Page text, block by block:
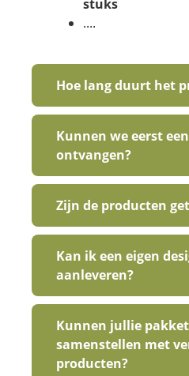
stuks
....
Hoe lang duurt het
Kunnen we eerst
ontvangen?
Zijn de producten
Kan ik een eigen
aanleveren?
Kunnen jullie
samenstellen met
producten?